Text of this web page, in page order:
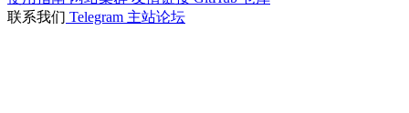
联系我们 Telegram 主站论坛